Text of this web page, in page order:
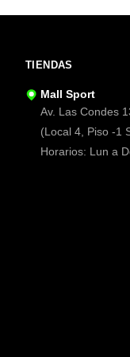
TIENDAS
Mall Sport
Av. Las Condes
(Local 4, Piso -1
Horarios: Lun a